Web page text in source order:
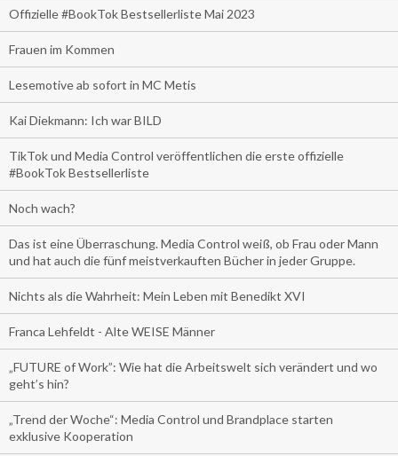
Offizielle #BookTok Bestsellerliste Mai 2023
Frauen im Kommen
Lesemotive ab sofort in MC Metis
Kai Diekmann: Ich war BILD
TikTok und Media Control veröffentlichen die erste offizielle
#BookTok Bestsellerliste
Noch wach?
Das ist eine Überraschung. Media Control weiß, ob Frau oder Mann
und hat auch die fünf meistverkauften Bücher in jeder Gruppe.
Nichts als die Wahrheit: Mein Leben mit Benedikt XVI
Franca Lehfeldt - Alte WEISE Männer
„FUTURE of Work”: Wie hat die Arbeitswelt sich verändert und wo
geht’s hin?
„Trend der Woche“: Media Control und Brandplace starten
exklusive Kooperation